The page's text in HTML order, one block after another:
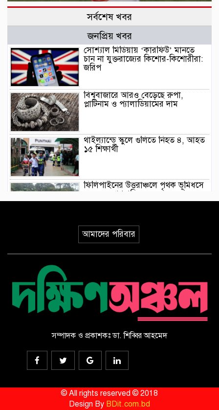
সর্বশেষ খবর
জনপ্রিয় খবর
সোশ্যাল মিডিয়ায় ‘কারফিউ’ মানতে
চান না যুক্তরাজ্যের কিশোর-কিশোরীরা:
জরিপ
বিশ্ববাজারে আরও বেড়েছে রুপা,
প্লাটিনাম ও প্যালাডিয়ামের দাম
থাইল্যান্ডে স্কুলে গুলিতে নিহত ৪, আহত
১৫ শিক্ষার্থী
ফিলিপাইনের উত্তরাঞ্চলে পৃথক ভূমিধসে
৪ জনের প্রাণহানি
ইয়েমেনে হুথিদের ড্রোন হামলা,
ভূপাতিতের দাবি সরকারি বাহিনীর
করলেন জাপানি চিকিৎসকরা, ভিডিও
ভাইরাল
সৌদি আরবে হুথিদের হামলায় ১১
বেসামরিক নাগরিক আহত
ড্যাবের ৩৭তম প্রতিষ্ঠাবার্ষিকীর
আমাদের পরিবার
সম্পাদক ও প্রকাশকঃ ডা. শিব্বির আহমেদ
© All rights reserved © 2018
Design By BDit.com.bd